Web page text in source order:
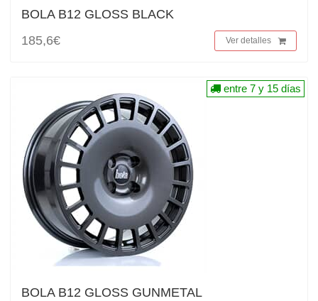
BOLA B12 GLOSS BLACK
185,6€
Ver detalles
BOLA B12 GLOSS GUNMETAL
entre 7 y 15 días